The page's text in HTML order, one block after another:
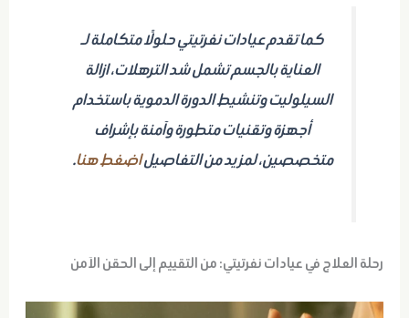
كما تقدم عيادات نفرتيتي حلولًا متكاملة لـ
العناية بالجسم تشمل شد الترهلات، ازالة
السيلوليت وتنشيط الدورة الدموية باستخدام
أجهزة وتقنيات متطورة وآمنة بإشراف
متخصصين، لمزيد من التفاصيلاضغط هنا.
رحلة العلاج في عيادات نفرتيتي: من التقييم إلى الحقن الآمن